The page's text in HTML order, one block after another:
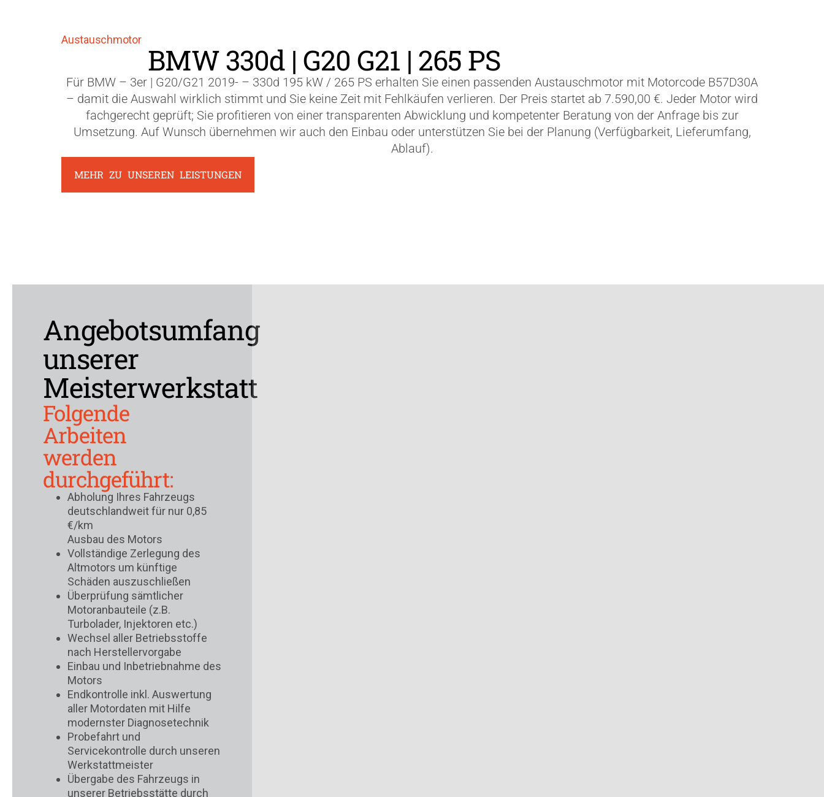
Austauschmotor
BMW 330d | G20 G21 | 265 PS
Für BMW – 3er | G20/G21 2019- – 330d 195 kW / 265 PS erhalten Sie einen passenden Austauschmotor mit Motorcode B57D30A
– damit die Auswahl wirklich stimmt und Sie keine Zeit mit Fehlkäufen verlieren. Der Preis startet ab 7.590,00 €. Jeder Motor wird
fachgerecht geprüft; Sie profitieren von einer transparenten Abwicklung und kompetenter Beratung von der Anfrage bis zur
Umsetzung. Auf Wunsch übernehmen wir auch den Einbau oder unterstützen Sie bei der Planung (Verfügbarkeit, Lieferumfang,
Ablauf).
MEHR ZU UNSEREN LEISTUNGEN
Angebotsumfang
unserer
Meisterwerkstatt
Folgende
Arbeiten
werden
durchgeführt:
Abholung Ihres Fahrzeugs
deutschlandweit für nur 0,85
€/km
Ausbau des Motors
Vollständige Zerlegung des
Altmotors um künftige
Schäden auszuschließen
Überprüfung sämtlicher
Motoranbauteile (z.B.
Turbolader, Injektoren etc.)
Wechsel aller Betriebsstoffe
nach Herstellervorgabe
Einbau und Inbetriebnahme des
Motors
Endkontrolle inkl. Auswertung
aller Motordaten mit Hilfe
modernster Diagnosetechnik
Probefahrt und
Servicekontrolle durch unseren
Werkstattmeister
Übergabe des Fahrzeugs in
unserer Betriebsstätte durch